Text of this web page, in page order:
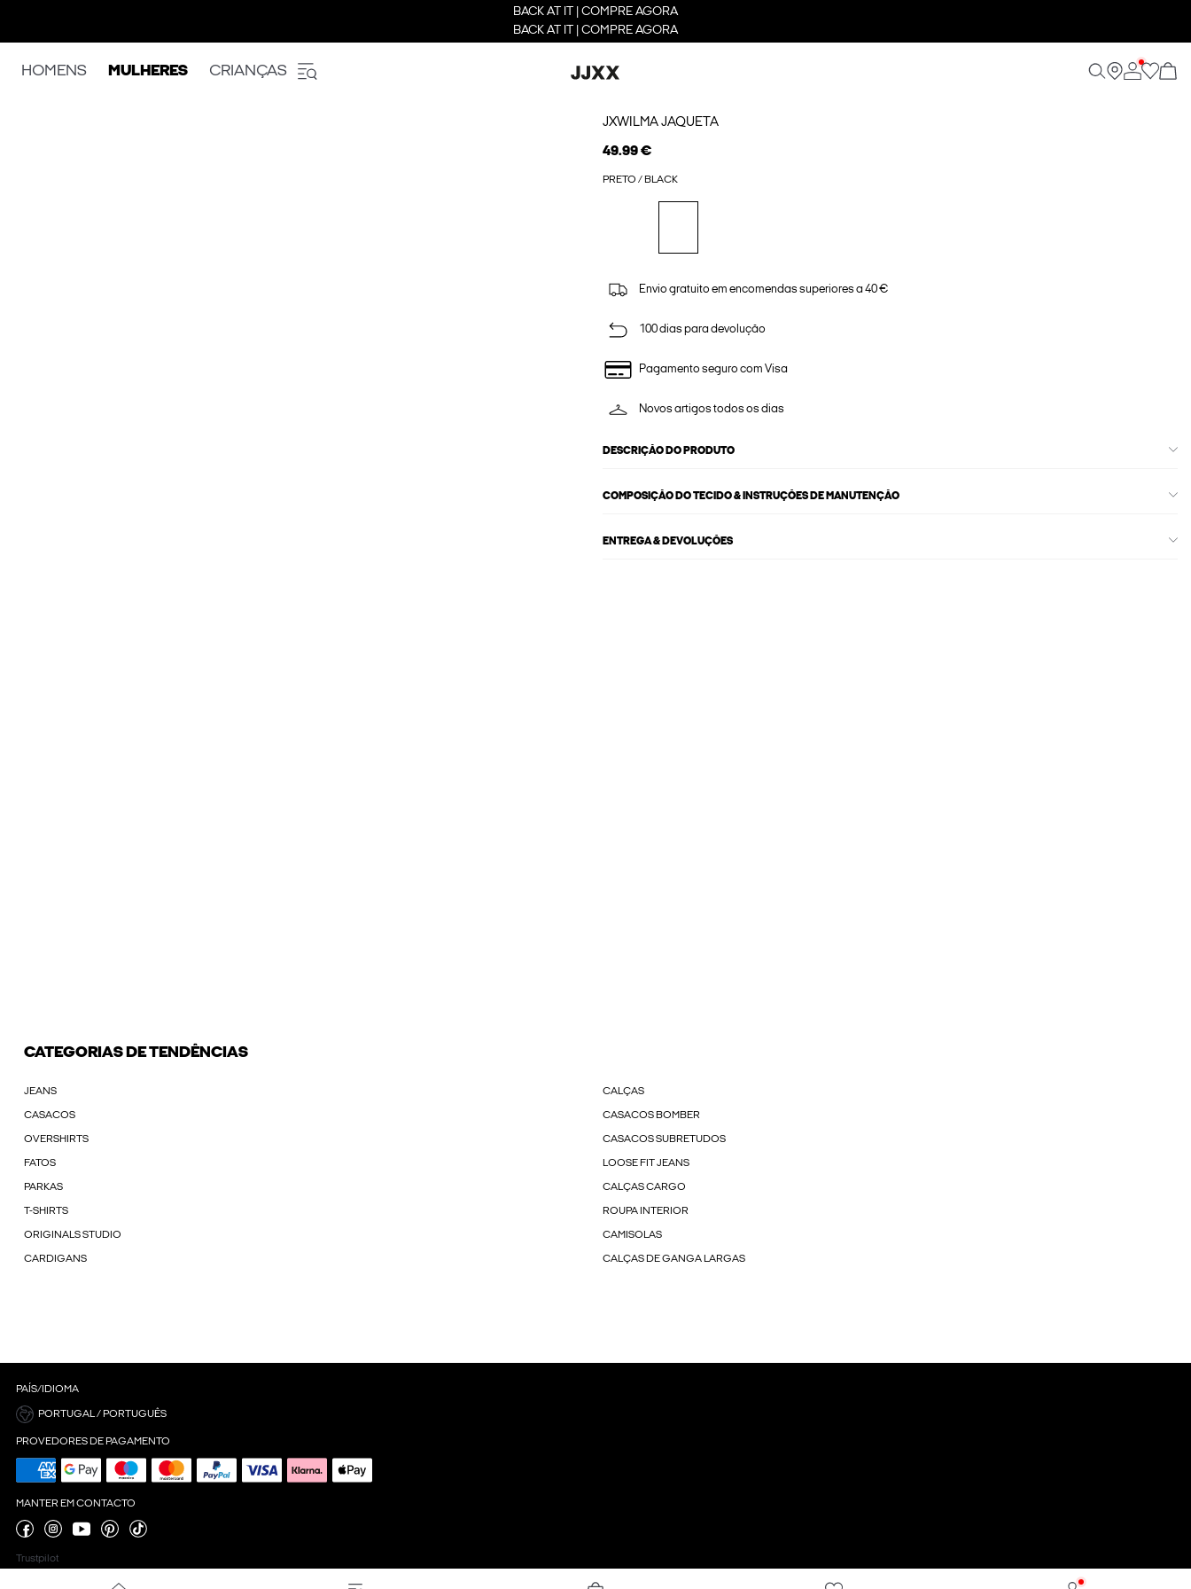
BACK AT IT | COMPRE AGORA
BACK AT IT | COMPRE AGORA
HOMENS MULHERES CRIANÇAS
JXWILMA JAQUETA
49.99 €
PRETO / BLACK
Envio gratuito em encomendas superiores a 40 €
100 dias para devolução
Pagamento seguro com Visa
Novos artigos todos os dias
DESCRIÇÃO DO PRODUTO
COMPOSIÇÃO DO TECIDO & INSTRUÇÕES DE MANUTENÇÃO
ENTREGA & DEVOLUÇÕES
CATEGORIAS DE TENDÊNCIAS
JEANS CALÇAS
CASACOS CASACOS BOMBER
OVERSHIRTS CASACOS SUBRETUDOS
FATOS LOOSE FIT JEANS
PARKAS CALÇAS CARGO
T-SHIRTS ROUPA INTERIOR
ORIGINALS STUDIO CAMISOLAS
CARDIGANS CALÇAS DE GANGA LARGAS
PAÍS/IDIOMA
PORTUGAL / PORTUGUÊS
PROVEDORES DE PAGAMENTO
MANTER EM CONTACTO
Trustpilot